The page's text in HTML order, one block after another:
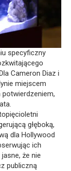
specyficzny
Cameron Diaz i
miejscem
potwierdzeniem,
głęboką,
dla Hollywood
ich
że nie
publiczną